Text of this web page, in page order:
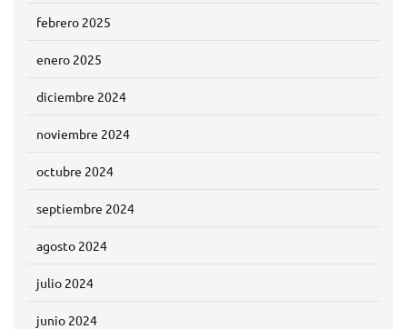
febrero 2025
enero 2025
diciembre 2024
noviembre 2024
octubre 2024
septiembre 2024
agosto 2024
julio 2024
junio 2024